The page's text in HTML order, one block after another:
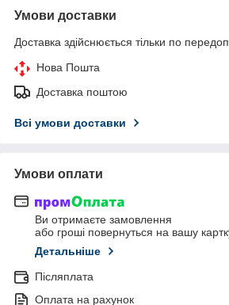
Умови доставки
Доставка здійснюється тільки по
Нова Пошта
Доставка поштою
Всі умови доставки
Умови оплати
Ви отримаєте замовлення
або гроші повернуться на вашу
Детальніше
Післяплата
Оплата на рахунок